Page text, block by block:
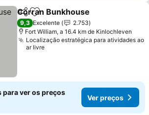
PartilharAdicionar aos favoritos
Corran Bunkhouse
9,3 Excelente
2.753
Fort William, a 16.4 km de Kinlochleven
Localização estratégica para atividades ao
ar livre
para ver os preços
Ver preços